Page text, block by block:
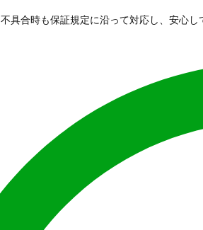
具合時も保証規定に沿って対応し、安心